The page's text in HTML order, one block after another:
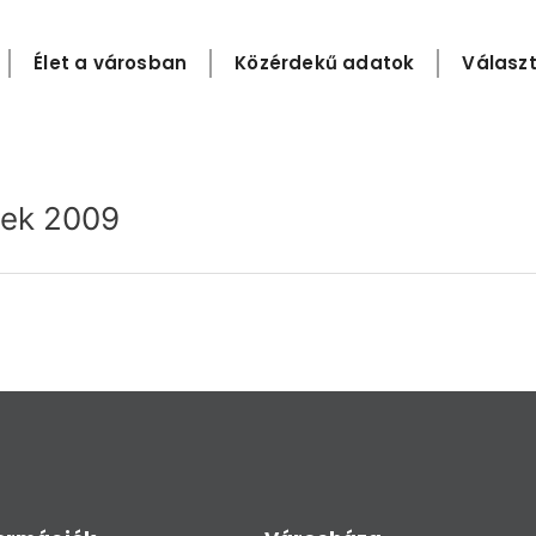
Élet a városban Közérdekű adatok
2009